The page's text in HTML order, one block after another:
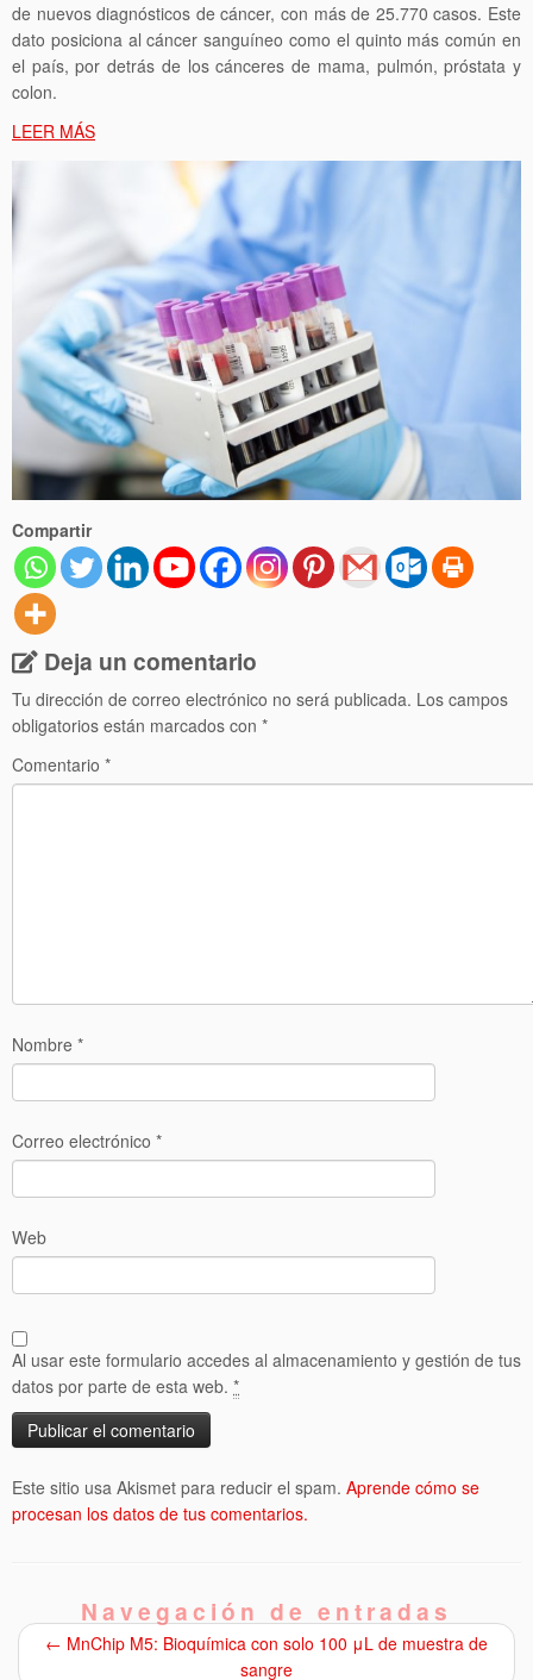
de nuevos diagnósticos de cáncer, con más de 25.770 casos. Este
dato posiciona al cáncer sanguíneo como el quinto más común en
el país, por detrás de los cánceres de mama, pulmón, próstata y
colon.
LEER MÁS
Compartir
Deja un comentario
Tu dirección de correo electrónico no será publicada. Los campos
obligatorios están marcados con *
Comentario *
Nombre *
Correo electrónico *
Web
Al usar este formulario accedes al almacenamiento y gestión de tus
datos por parte de esta web. *
Este sitio usa Akismet para reducir el spam. Aprende cómo se
procesan los datos de tus comentarios.
Navegación de entradas
← MnChip M5: Bioquímica con solo 100 μL de muestra de
sangre